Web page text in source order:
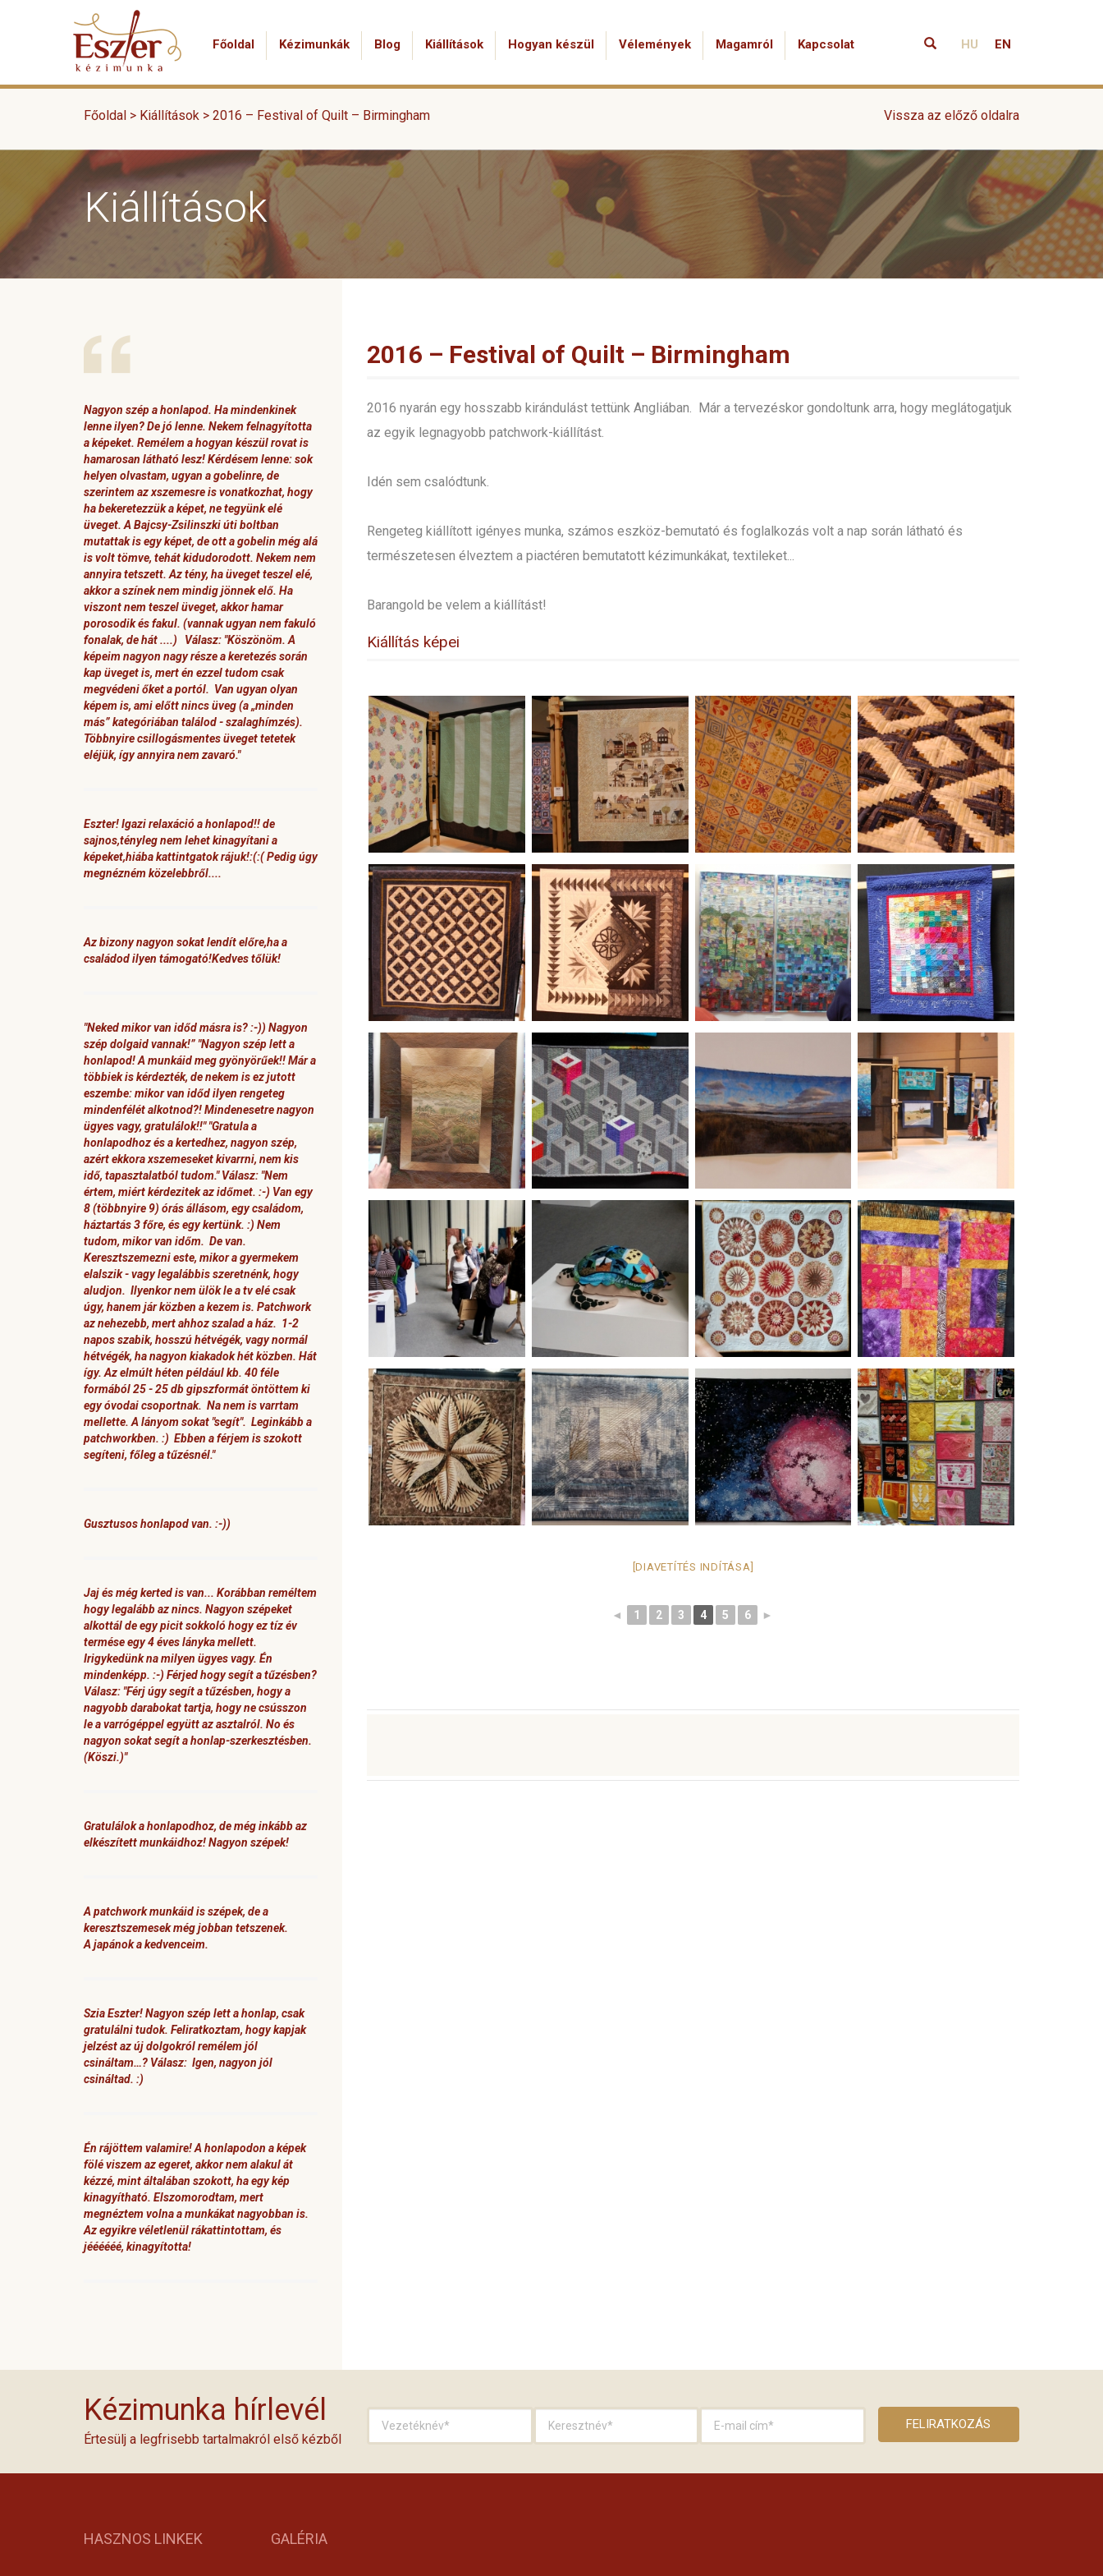
Főoldal Kézimunkák Blog Kiállítások Hogyan készül Vélemények Magamról Kapcsolat HU EN
Főoldal > Kiállítások Vissza az előző oldalra
> 2016 – Festival of Quilt – Birmingham
Kiállítások
Nagyon szép a honlapod. Ha mindenkinek
lenne ilyen? De jó lenne. Nekem felnagyította
a képeket. Remélem a hogyan készül rovat is
hamarosan látható lesz! Kérdésem lenne: sok
helyen olvastam, ugyan a gobelinre, de
szerintem az xszemesre is vonatkozhat, hogy
ha bekeretezzük a képet, ne tegyünk elé
üveget. A Bajcsy-Zsilinszki úti boltban
mutattak is egy képet, de ott a gobelin még alá
is volt tömve, tehát kidudorodott. Nekem nem
annyira tetszett. Az tény, ha üveget teszel elé,
akkor a színek nem mindig jönnek elő. Ha
viszont nem teszel üveget, akkor hamar
porosodik és fakul. (vannak ugyan nem fakuló
fonalak, de hát ....) Válasz: "Köszönöm. A
képeim nagyon nagy része a keretezés során
kap üveget is, mert én ezzel tudom csak
megvédeni őket a portól. Van ugyan olyan
képem is, ami előtt nincs üveg (a „minden
más” kategóriában találod - szalaghímzés).
Többnyire csillogásmentes üveget tetetek
eléjük, így annyira nem zavaró."
Eszter! Igazi relaxáció a honlapod!! de
sajnos,tényleg nem lehet kinagyítani a
képeket,hiába kattintgatok rájuk!:(:( Pedig úgy
megnézném közelebbről....
Az bizony nagyon sokat lendít előre,ha a
családod ilyen támogató!Kedves tőlük!
"Neked mikor van időd másra is? :-)) Nagyon
szép dolgaid vannak!” "Nagyon szép lett a
honlapod! A munkáid meg gyönyörűek!! Már a
többiek is kérdezték, de nekem is ez jutott
eszembe: mikor van időd ilyen rengeteg
mindenfélét alkotnod?! Mindenesetre nagyon
ügyes vagy, gratulálok!!" "Gratula a
honlapodhoz és a kertedhez, nagyon szép,
azért ekkora xszemeseket kivarrni, nem kis
idő, tapasztalatból tudom." Válasz: "Nem
értem, miért kérdezitek az időmet. :-) Van egy
8 (többnyire 9) órás állásom, egy családom,
háztartás 3 főre, és egy kertünk. :) Nem
tudom, mikor van időm. De van.
Keresztszemezni este, mikor a gyermekem
elalszik - vagy legalábbis szeretnénk, hogy
aludjon. Ilyenkor nem ülök le a tv elé csak
úgy, hanem jár közben a kezem is. Patchwork
az nehezebb, mert ahhoz szalad a ház. 1-2
napos szabik, hosszú hétvégék, vagy normál
hétvégék, ha nagyon kiakadok hét közben. Hát
így. Az elmúlt héten például kb. 40 féle
formából 25 - 25 db gipszformát öntöttem ki
egy óvodai csoportnak. Na nem is varrtam
mellette. A lányom sokat "segít". Leginkább a
patchworkben. :) Ebben a férjem is szokott
segíteni, főleg a tűzésnél."
Gusztusos honlapod van. :-))
Jaj és még kerted is van... Korábban reméltem
hogy legalább az nincs. Nagyon szépeket
alkottál de egy picit sokkoló hogy ez tíz év
termése egy 4 éves lányka mellett.
Irigykedünk na milyen ügyes vagy. Én
mindenképp. :-) Férjed hogy segít a tűzésben?
Válasz: "Férj úgy segít a tűzésben, hogy a
nagyobb darabokat tartja, hogy ne csússzon
le a varrógéppel együtt az asztalról. No és
nagyon sokat segít a honlap-szerkesztésben.
(Köszi.)"
Gratulálok a honlapodhoz, de még inkább az
elkészített munkáidhoz! Nagyon szépek!
A patchwork munkáid is szépek, de a
keresztszemesek még jobban tetszenek.
A japánok a kedvenceim.
Szia Eszter! Nagyon szép lett a honlap, csak
gratulálni tudok. Feliratkoztam, hogy kapjak
jelzést az új dolgokról remélem jól
csináltam…? Válasz: Igen, nagyon jól
csináltad. :)
Én rájöttem valamire! A honlapodon a képek
fölé viszem az egeret, akkor nem alakul át
kézzé, mint általában szokott, ha egy kép
kinagyítható. Elszomorodtam, mert
megnéztem volna a munkákat nagyobban is.
Az egyikre véletlenül rákattintottam, és
jéééééé, kinagyította!
2016 – Festival of Quilt – Birmingham
2016 nyarán egy hosszabb kirándulást tettünk Angliában. Már a tervezéskor gondoltunk arra, hogy meglátogatjuk
az egyik legnagyobb patchwork-kiállítást.
Idén sem csalódtunk.
Rengeteg kiállított igényes munka, számos eszköz-bemutató és foglalkozás volt a nap során látható és
természetesen élveztem a piactéren bemutatott kézimunkákat, textileket...
Barangold be velem a kiállítást!
Kiállítás képei
[DIAVETÍTÉS INDÍTÁSA]
◄ 1 2 3 4 5 6 ►
Kézimunka hírlevél
Értesülj a legfrisebb tartalmakról első kézből
HASZNOS LINKEK GALÉRIA